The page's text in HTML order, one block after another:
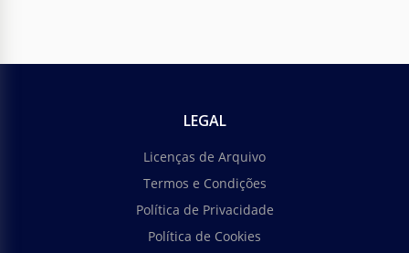
LEGAL
Licenças de Arquivo
Termos e Condições
Política de Privacidade
Política de Cookies